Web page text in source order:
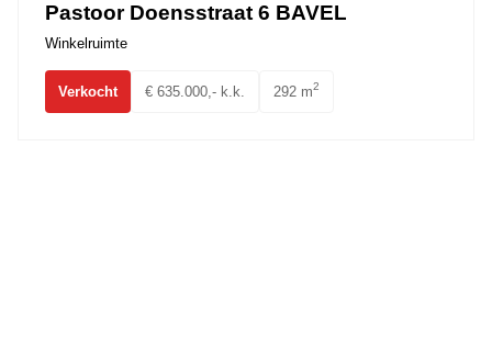
Pastoor Doensstraat 6 BAVEL
Winkelruimte
Verkocht € 635.000,- k.k. 292 m2